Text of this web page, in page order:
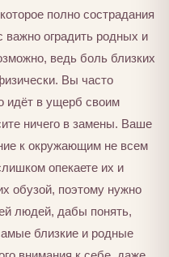
полно сострадания
оградить родных и
ведь боль близких
Вы часто
идёт в ущерб своим
ничего в замены. Ваше
к окружающим не всем
опекаете их и
обузой, поэтому нужно
людей, дабы понять,
близкие и родные